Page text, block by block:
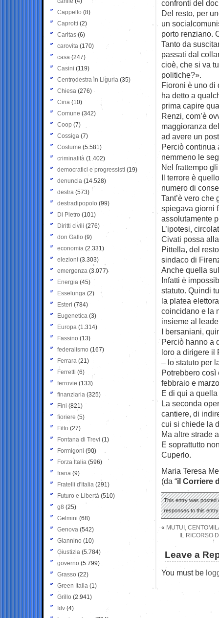
confronti del
Del resto, per
un
porto renziano.
Tanto da
passati dal
cioè, che si va
politiche?».
Fioroni è uno di
ha detto a
prima capire
Renzi, com’è
maggioranza
ad avere un
Perciò continua
nemmeno le
Nel frattempo
Il terrore è
numero di
Tant’è vero
spiegava giorni
assolutamente
L’ipotesi,
Civati possa
Pittella, del
sindaco di
Anche quella
Infatti è
statuto. Quindi
la platea
coincidano e la
insieme al
I bersaniani,
Perciò hanno a
loro a dirigere il
– lo statuto per
Potrebbero così
febbraio e
E di qui a
La seconda
cantiere, di
cui si chiede la
Ma altre strade
E soprattutto
Cuperlo.
Maria Teresa
(da “il Corriere
This entry was posted
responses to this
« MUTUI,
IL RICORSO
Leave a
You must be
Cappello (8)
Caprotti (2)
Caritas (6)
carovita (170)
casa (247)
Casini (119)
Centrodestra in Liguria (35)
Chiesa (276)
Cina (10)
Comune (342)
Coop (7)
Cossiga (7)
Costume (5.581)
criminalità (1.402)
democratici e progressisti (19)
denuncia (14.528)
destra (573)
destradipopolo (99)
Di Pietro (101)
Diritti civili (276)
don Gallo (9)
economia (2.331)
elezioni (3.303)
emergenza (3.077)
Energia (45)
Esselunga (2)
Esteri (784)
Eugenetica (3)
Europa (1.314)
Fassino (13)
federalismo (167)
Ferrara (21)
Ferretti (6)
ferrovie (133)
finanziaria (325)
Fini (821)
fioriere (5)
Fitto (27)
Fontana di Trevi (1)
Formigoni (90)
Forza Italia (596)
frana (9)
Fratelli d'Italia (291)
Futuro e Libertà (510)
g8 (25)
Gelmini (68)
Genova (542)
Giannino (10)
Giustizia (5.784)
governo (5.799)
Grasso (22)
Green Italia (1)
Grillo (2.941)
Idv (4)